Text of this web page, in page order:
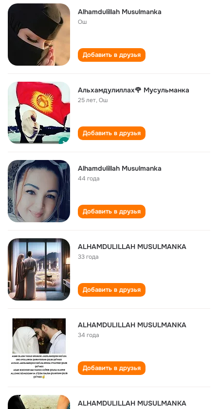
Alhamdulillah Musulmanka
Ош
Добавить в друзья
Альхамдулиллах🌹 Мусульманка
25 лет,Ош
Добавить в друзья
Alhamdulillah Musulmanka
44 года
Добавить в друзья
ALHAMDULILLAH MUSULMANKA
33 года
Добавить в друзья
ALHAMDULILLAH MUSULMANKA
34 года
Добавить в друзья
ALHAMDULILLAH MUSULMANKA